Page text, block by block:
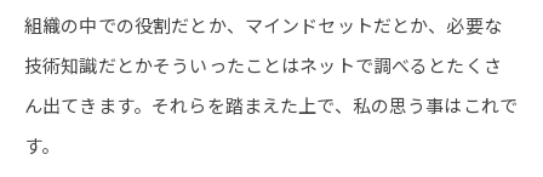
組織の中での役割だとか、マインドセットだとか、必要な
技術知識だとかそういったことはネットで調べるとたくさ
ん出てきます。それらを踏まえた上で、私の思う事はこれで
す。